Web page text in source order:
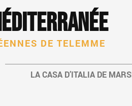
DE TELEMME
LA CASA D’ITALIA DE